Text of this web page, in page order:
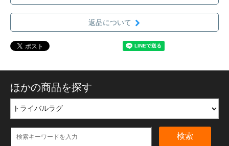
返品について
ほかの商品を探す
検索